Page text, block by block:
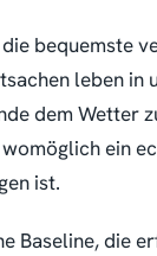
bequemste
leben in
dem
ein
ist.
Baseline, die